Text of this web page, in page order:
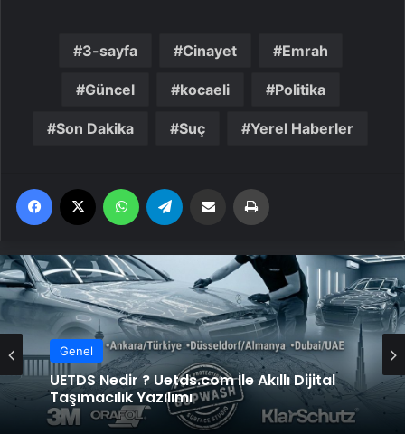
3-sayfa Cinayet Emrah
Güncel kocaeli Politika
Son Dakika Suç Yerel Haberler
Facebook WhatsApp Email'den paylaş
Genel
UETDS Nedir ? Uetds.com İle Akıllı Dijital
Taşımacılık Yazılımı